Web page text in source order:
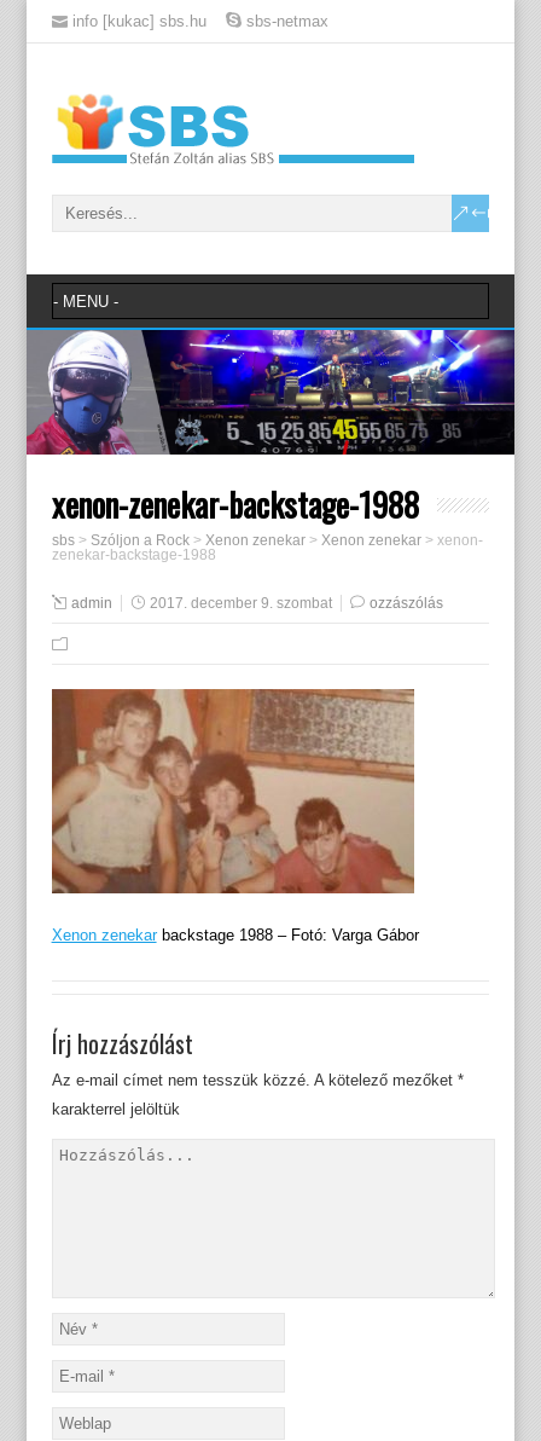
info [kukac] sbs.hu sbs-netmax
xenon-zenekar-backstage-1988
sbs> Szóljon a Rock> Xenon zenekar> Xenon zenekar> xenon-
zenekar-backstage-1988
admin 2017. december 9. szombat ozzászólás
Xenon zenekarbackstage 1988 – Fotó: Varga Gábor
Írj hozzászólást
Az e-mail címet nem tesszük közzé. A kötelező mezőket *
karakterrel jelöltük